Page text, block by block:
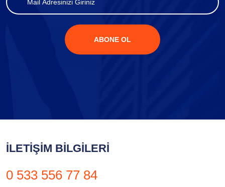
ABONE OL
İLETIŞIM BILGILERI
0 533 556 77 84